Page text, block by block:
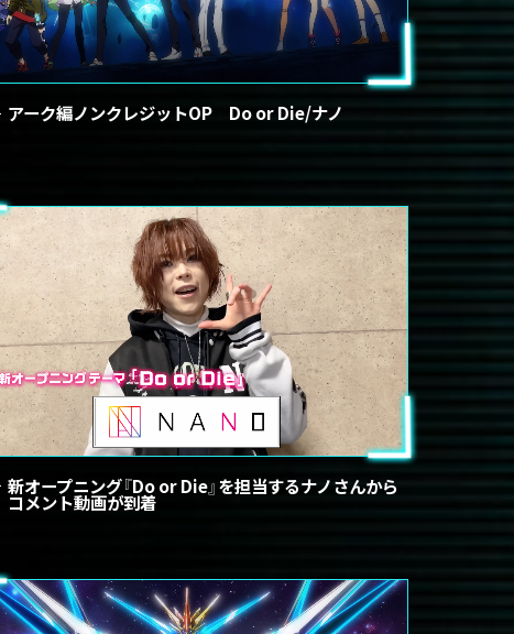
アーク編ノンクレジットOP Do or Die/ナノ
新オープニング『Do or Die』を担当するナノさんから
コメント動画が到着